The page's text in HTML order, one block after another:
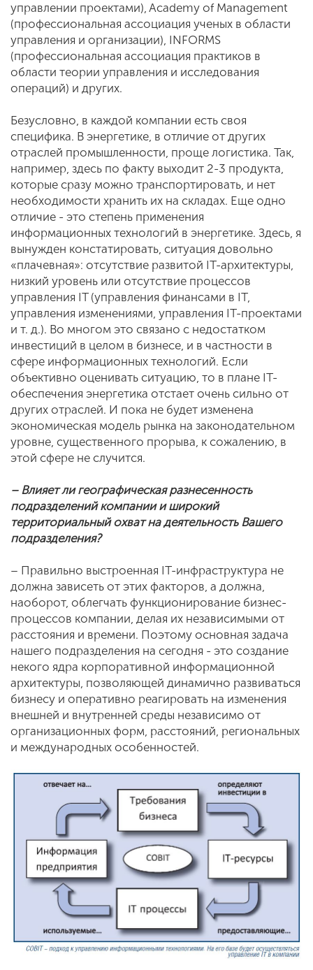
управлении проектами), Academy of Management
(профессиональная ассоциация ученых в области
управления и организации), INFORMS
(профессиональная ассоциация практиков в
области теории управления и исследования
операций) и других.
Безусловно, в каждой компании есть своя
специфика. В энергетике, в отличие от других
отраслей промышленности, проще логистика. Так,
например, здесь по факту выходит 2-3 продукта,
которые сразу можно транспортировать, и нет
необходимости хранить их на складах. Еще одно
отличие - это степень применения
информационных технологий в энергетике. Здесь, я
вынужден констатировать, ситуация довольно
«плачевная»: отсутствие развитой IT-архитектуры,
низкий уровень или отсутствие процессов
управления IT (управления финансами в IT,
управления изменениями, управления IT-проектами
и т. д.). Во многом это связано с недостатком
инвестиций в целом в бизнесе, и в частности в
сфере информационных технологий. Если
объективно оценивать ситуацию, то в плане IT-
обеспечения энергетика отстает очень сильно от
других отраслей. И пока не будет изменена
экономическая модель рынка на законодательном
уровне, существенного прорыва, к сожалению, в
этой сфере не случится.
– Влияет ли географическая разнесенность
подразделений компании и широкий
территориальный охват на деятельность Вашего
подразделения?
– Правильно выстроенная IT-инфраструктура не
должна зависеть от этих факторов, а должна,
наоборот, облегчать функционирование бизнес-
процессов компании, делая их независимыми от
расстояния и времени. Поэтому основная задача
нашего подразделения на сегодня - это создание
некого ядра корпоративной информационной
архитектуры, позволяющей динамично развиваться
бизнесу и оперативно реагировать на изменения
внешней и внутренней среды независимо от
организационных форм, расстояний, региональных
и международных особенностей.